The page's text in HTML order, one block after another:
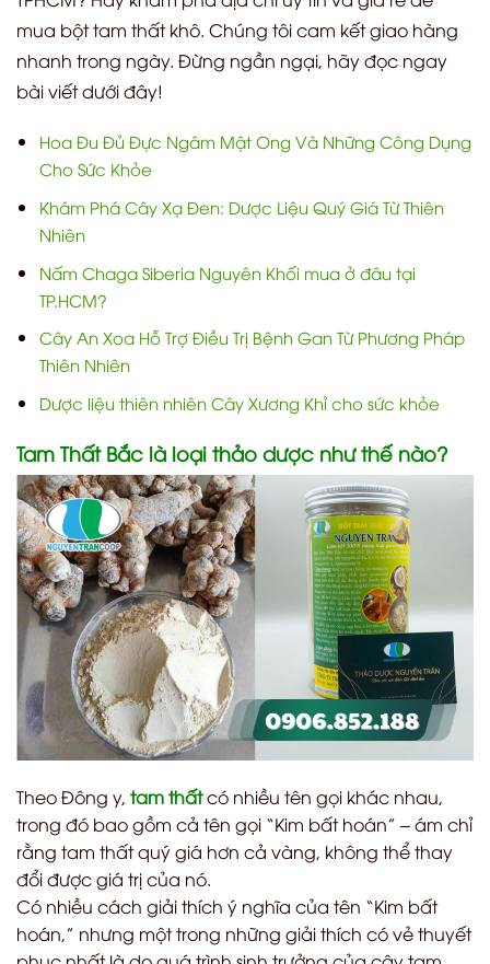
mua bột tam thất khô. Chúng tôi cam kết giao hàng
nhanh trong ngày. Đừng ngần ngại, hãy đọc ngay
bài viết dưới đây!
Hoa Đu Đủ Đực Ngâm Mật Ong Và Những Công Dụng
Cho Sức Khỏe
Khám Phá Cây Xạ Đen: Dược Liệu Quý Giá Từ Thiên
Nhiên
Nấm Chaga Siberia Nguyên Khối mua ở đâu tại
TP.HCM?
Cây An Xoa Hỗ Trợ Điều Trị Bệnh Gan Từ Phương Pháp
Thiên Nhiên
Dược liệu thiên nhiên Cây Xương Khỉ cho sức khỏe
Tam Thất Bắc là loại thảo dược như thế nào?
Theo Đông y, tam thấtcó nhiều tên gọi khác nhau,
trong đó bao gồm cả tên gọi “Kim bất hoán” – ám chỉ
rằng tam thất quý giá hơn cả vàng, không thể thay
đổi được giá trị của nó.
Có nhiều cách giải thích ý nghĩa của tên “Kim bất
hoán,” nhưng một trong những giải thích có vẻ thuyết